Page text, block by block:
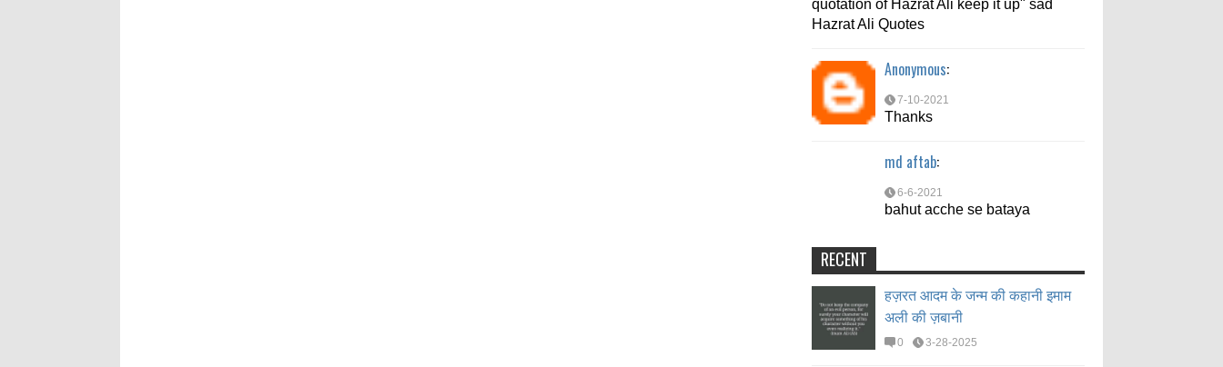
7-10-2021
Thanks
md aftab:
6-6-2021
bahut acche se bataya
quotation of Hazrat Ali keep it up" sad
Hazrat Ali Quotes
Anonymous:
7-10-2021
Thanks
md aftab:
6-6-2021
bahut acche se bataya
RECENT
हज़रत आदम के जन्म की कहानी इमाम
अली की ज़बानी
0 3-28-2025